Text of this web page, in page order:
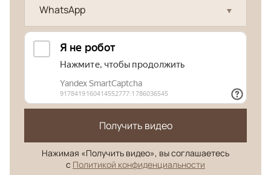
WhatsApp
Получить видео
Нажимая «Получить видео», вы соглашаетесь
с Политикой конфиденциальности